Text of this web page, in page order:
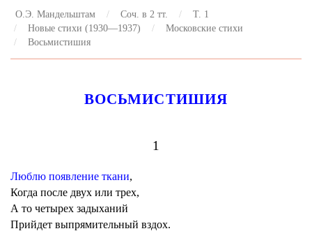
О.Э. Мандельштам Соч. в 2 тт.
Т. 1
Новые стихи (1930—1937)
Московские стихи
Восьмистишия
ВОСЬМИСТИШИЯ
1
Люблю появление ткани,
Когда после двух или трех,
А то четырех задыханий
Прийдет выпрямительный вздох.